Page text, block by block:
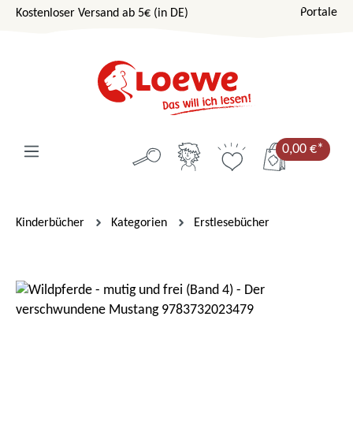
Zum Hauptinhalt springen
Kostenloser Versand ab 5€ (in DE) Portale
0,00 €*
Kinderbücher Kategorien Erstlesebücher
Bildergalerie überspringen